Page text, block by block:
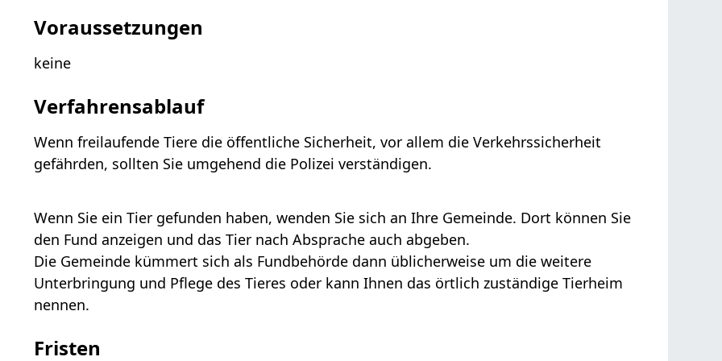
Voraussetzungen
keine
Verfahrensablauf
Wenn freilaufende Tiere die öffentliche Sicherheit, vor allem die Verkehrssicherheit
gefährden, sollten Sie umgehend die Polizei verständigen.
Wenn Sie ein Tier gefunden haben, wenden Sie sich an Ihre Gemeinde. Dort können Sie
den Fund anzeigen und das Tier nach Absprache auch abgeben.
Die Gemeinde kümmert sich als Fundbehörde dann üblicherweise um die weitere
Unterbringung und Pflege des Tieres oder kann Ihnen das örtlich zuständige Tierheim
nennen.
Fristen